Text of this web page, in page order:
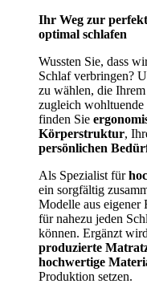
Ihr Weg zur
optimal schlafen
Wussten Sie, dass
Schlaf verbringen?
zu wählen, die
zugleich
finden Sie
Körperstruktur,
persönlichen
Als Spezialist für
ein sorgfältig
Modelle aus eigener
für nahezu jeden
können. Ergänzt
produzierte
hochwertige
Produktion setzen.